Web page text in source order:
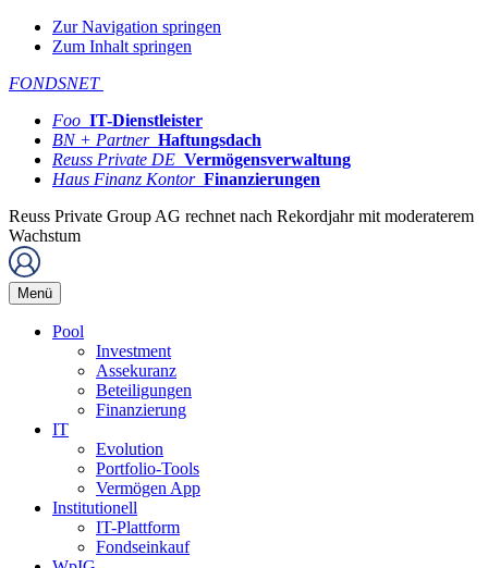
Zur Navigation springen
Zum Inhalt springen
FONDSNET
Foo IT-Dienstleister
BN + Partner Haftungsdach
Reuss Private DE Vermögensverwaltung
Haus Finanz Kontor Finanzierungen
Reuss Private Group AG rechnet nach Rekordjahr mit moderaterem
Wachstum
Menü
Pool
Investment
Assekuranz
Beteiligungen
Finanzierung
IT
Evolution
Portfolio-Tools
Vermögen App
Institutionell
IT-Plattform
Fondseinkauf